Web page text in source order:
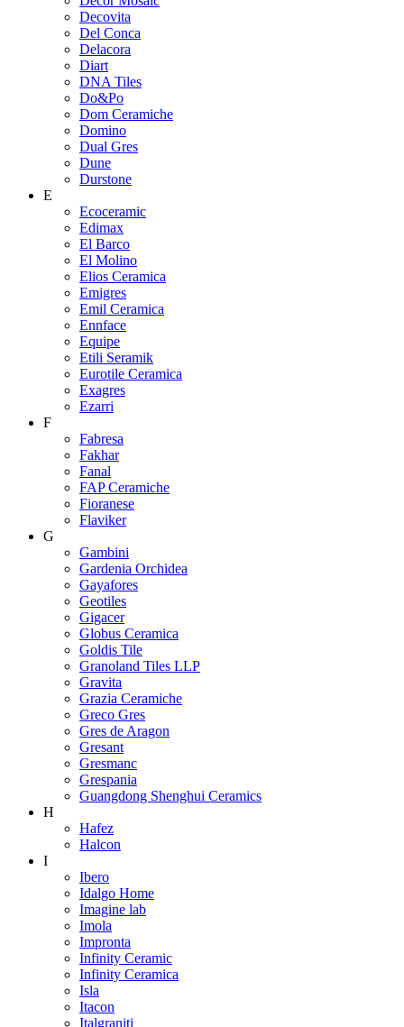
Decovita
Del Conca
Delacora
Diart
DNA Tiles
Do&Po
Dom Ceramiche
Domino
Dual Gres
Dune
Durstone
E
Ecoceramic
Edimax
El Barco
El Molino
Elios Ceramica
Emigres
Emil Ceramica
Ennface
Equipe
Etili Seramik
Eurotile Ceramica
Exagres
Ezarri
F
Fabresa
Fakhar
Fanal
FAP Ceramiche
Fioranese
Flaviker
G
Gambini
Gardenia Orchidea
Gayafores
Geotiles
Gigacer
Globus Ceramica
Goldis Tile
Granoland Tiles LLP
Gravita
Grazia Ceramiche
Greco Gres
Gres de Aragon
Gresant
Gresmanc
Grespania
Guangdong Shenghui Ceramics
H
Hafez
Halcon
I
Ibero
Idalgo Home
Imagine lab
Imola
Impronta
Infinity Ceramic
Infinity Ceramica
Isla
Itacon
Italgraniti